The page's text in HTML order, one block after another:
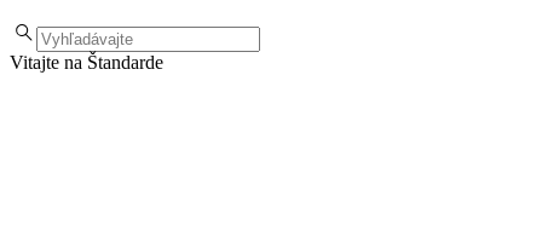
Vitajte na Štandarde